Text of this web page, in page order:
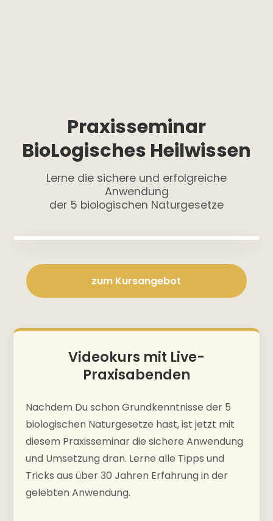
Praxisseminar
BioLogisches Heilwissen
Lerne die sichere und erfolgreiche
Anwendung
der 5 biologischen Naturgesetze
zum Kursangebot
Videokurs mit Live-
Praxisabenden
Nachdem Du schon Grundkenntnisse der 5
biologischen Naturgesetze hast, ist jetzt mit
diesem Praxisseminar die sichere Anwendung
und Umsetzung dran. Lerne alle Tipps und
Tricks aus über 30 Jahren Erfahrung in der
gelebten Anwendung.
Heilwissen Akademie Bot